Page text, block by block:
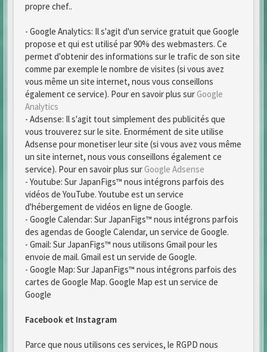
propre chef..
- Google Analytics: Il s'agit d'un service gratuit que Google
propose et qui est utilisé par 90% des webmasters. Ce
permet d'obtenir des informations sur le trafic de son site
comme par exemple le nombre de visites (si vous avez
vous même un site internet, nous vous conseillons
également ce service). Pour en savoir plus sur Google
Analytics
- Adsense: Il s'agit tout simplement des publicités que
vous trouverez sur le site. Enormément de site utilise
Adsense pour monetiser leur site (si vous avez vous même
un site internet, nous vous conseillons également ce
service). Pour en savoir plus sur Google Adsense
- Youtube: Sur JapanFigs™ nous intégrons parfois des
vidéos de YouTube. Youtube est un service
d'hébergement de vidéos en ligne de Google.
- Google Calendar: Sur JapanFigs™ nous intégrons parfois
des agendas de Google Calendar, un service de Google.
- Gmail: Sur JapanFigs™ nous utilisons Gmail pour les
envoie de mail. Gmail est un servide de Google.
- Google Map: Sur JapanFigs™ nous intégrons parfois des
cartes de Google Map. Google Map est un service de
Google
Facebook et Instagram
Parce que nous utilisons ces services, le RGPD nous